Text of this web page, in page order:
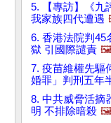
5. 【專訪】《九
我家族四代遭遇
6. 香港法院判45
獄 引國際譴責 🖼️
7. 疫苗維權先驅
婚罪」判刑五年
8. 中共威脅活摘
明 不排除暗殺 🖼️